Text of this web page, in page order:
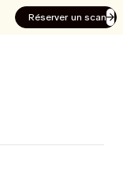
Réserver un scan